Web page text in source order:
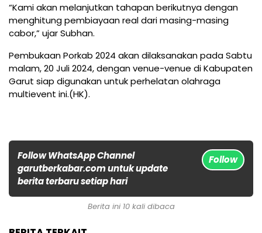
“Kami akan melanjutkan tahapan berikutnya dengan
menghitung pembiayaan real dari masing-masing
cabor,” ujar Subhan.
Pembukaan Porkab 2024 akan dilaksanakan pada Sabtu
malam, 20 Juli 2024, dengan venue-venue di Kabupaten
Garut siap digunakan untuk perhelatan olahraga
multievent ini.(HK).
Follow WhatsApp Channel
garutberkabar.com untuk update
berita terbaru setiap hari
Follow
Berita ini 10 kali dibaca